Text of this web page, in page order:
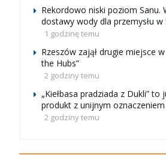
Rekordowo niski poziom Sanu.
dostawy wody dla przemysłu
1 godzinę temu
Rzeszów zajął drugie miejsce
the Hubs”
2 godziny temu
„Kiełbasa pradziada z Dukli” to
produkt z unijnym oznaczeniem
2 godziny temu